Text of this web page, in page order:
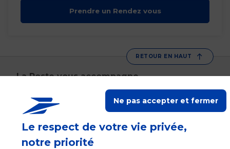
Le respect de votre vie privée,
notre priorité
Ne pas accepter et fermer
Prendre un Rendez vous
RETOUR EN HAUT
La Poste vous accompagne
Suivez-nous sur Linkedin
Suivez-nous sur Youtube
Suivez-nous sur X
Qui sommes-nous?